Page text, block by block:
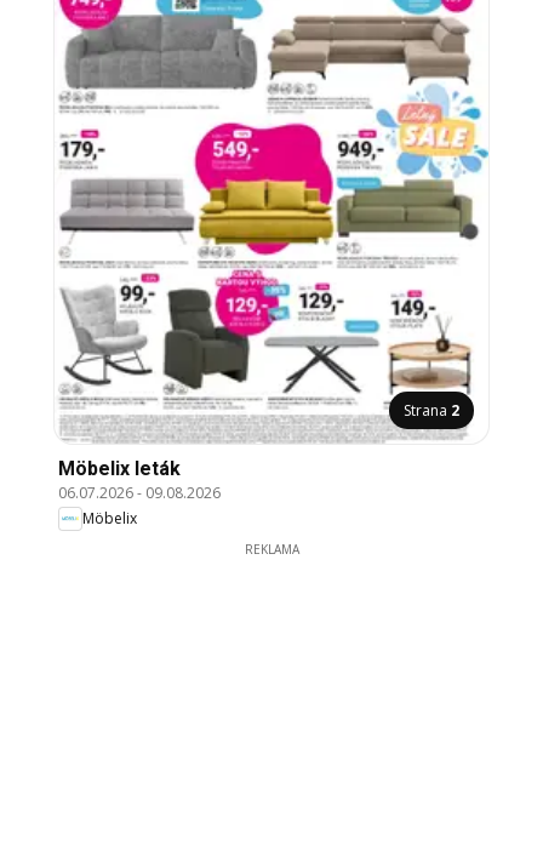
Strana 2
Möbelix leták
06.07.2026- 09.08.2026
Möbelix
REKLAMA